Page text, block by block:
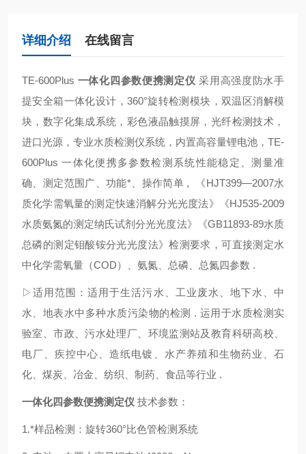
详细介绍 在线留言
TE-600Plus 一体化四参数便携测定仪 采用高强度防水手
提安全箱一体化设计，360°旋转检测模块，双温区消解模
块，数字化集成系统，彩色液晶触摸屏，光纤检测技术，
进口光源，专业水质检测仪系统，内置高容量锂电池，TE-
600Plus 一体化便携多参数检测系统性能稳定、测量准
确、测定范围广、功能*、操作简单 , 《HJT399—2007水
质化学需氧量的测定快速消解分光光度法》《HJ535-2009
水质氨氮的测定纳氏试剂分光光度法》《GB11893-89水质
总磷的测定钼酸铵分光光度法》检测要求，可直接测定水
中化学需氧量（COD）、氨氮、总磷、总氮四参数 .
▷适用范围：适用于生活污水、工业废水、地下水、中
水、地表水中多种水质污染物的检测 . 运用于水质检测实
验室、市政、污水处理厂、环境监测站及教育科研高校、
电厂、疾控中心、造纸电镀、水产养殖和生物药业、石
化、煤炭、冶金、纺织、制药、食品等行业 .
一体化四参数便携测定仪 技术参数：
1.*样品检测：旋转360°比色管检测系统